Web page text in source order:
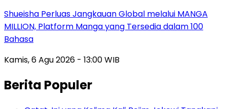
Shueisha Perluas Jangkauan Global melalui MANGA
MILLION, Platform Manga yang Tersedia dalam 100
Bahasa
Kamis, 6 Agu 2026 - 13:00 WIB
Berita Populer